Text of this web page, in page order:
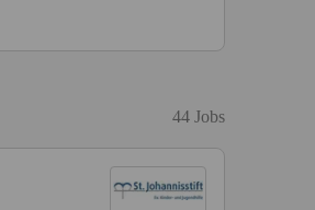
44 Jobs